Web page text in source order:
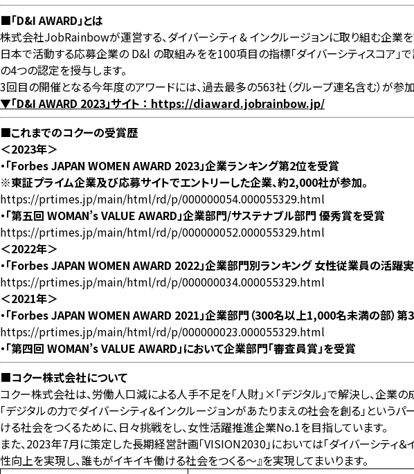
■「D&I AWARD」とは
株式会社JobRainbowが運営する、ダイバーシティ & インクルージョンに取り組む企業を
日本で活動する応募企業の D&l の取組みをを100項目の指標「ダイバーシティスコア」で評
の4つの認定を授与します。
3回目の開催となる今年度のアワードには、過去最多の563社（グループ連名含む）が参加
▼「D&I AWARD 2023」サイト ： https://diaward.jobrainbow.jp/
■これまでのコクーの受賞歴
＜2023年＞
・「Forbes JAPAN WOMEN AWARD 2023」企業ランキング第2位を受賞
※東証プライム企業及び応募サイトでエントリーした企業、約2,000社が参加。
https://prtimes.jp/main/html/rd/p/000000054.000055329.html
・「第五回 WOMAN’s VALUE AWARD」企業部門/サステナブル部門 優秀賞を受賞
https://prtimes.jp/main/html/rd/p/000000052.000055329.html
＜2022年＞
・「Forbes JAPAN WOMEN AWARD 2022」企業部門別ランキング 女性従業員の活躍
https://prtimes.jp/main/html/rd/p/000000034.000055329.html
＜2021年＞
・「Forbes JAPAN WOMEN AWARD 2021」企業部門（300名以上1,000名未満の部）第
https://prtimes.jp/main/html/rd/p/000000023.000055329.html
・「第四回 WOMAN’s VALUE AWARD」において企業部門「審査員賞」を受賞
■コクー株式会社について
コクー株式会社は、労働人口減による人手不足を「人財」×「デジタル」で解決し、企
「デジタルの力でダイバーシティ＆インクルージョンがあたりまえの社会を創る」という
ける社会をつくるために、日々挑戦をし、女性活躍推進企業No.1を目指しています。
また、2023年7月に策定した長期経営計画「VISION2030」においては「ダイバーシティ
性向上を実現し、誰もがイキイキ働ける社会をつくる～』を実現してまいります。